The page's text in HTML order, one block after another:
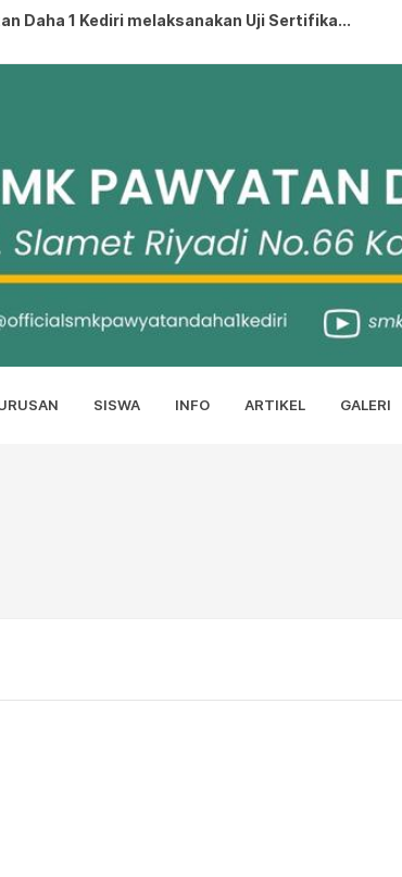
Daha 1 Kediri melaksanakan Uji Sertifika...
DAHA 1 KEDIRI MASUK 10 BESAR TERBAIK NILA...
Pendek...
ILMIAH...
SILAT SETIA HATI TERATE...
SISWA INFO ARTIKEL GALERI